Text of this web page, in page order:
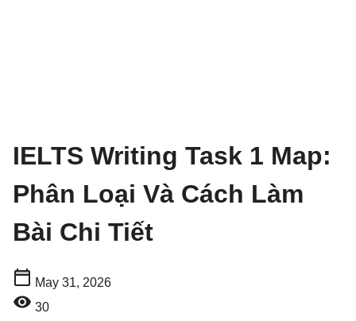
IELTS Writing Task 1 Map:
Phân Loại Và Cách Làm
Bài Chi Tiết
May 31, 2026
30